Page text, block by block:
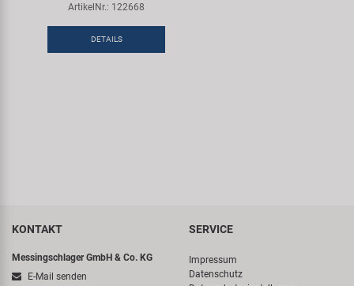
ArtikelNr.: 122668
DETAILS
KONTAKT
Messingschlager GmbH & Co. KG
E-Mail senden
SERVICE
Impressum
Datenschutz